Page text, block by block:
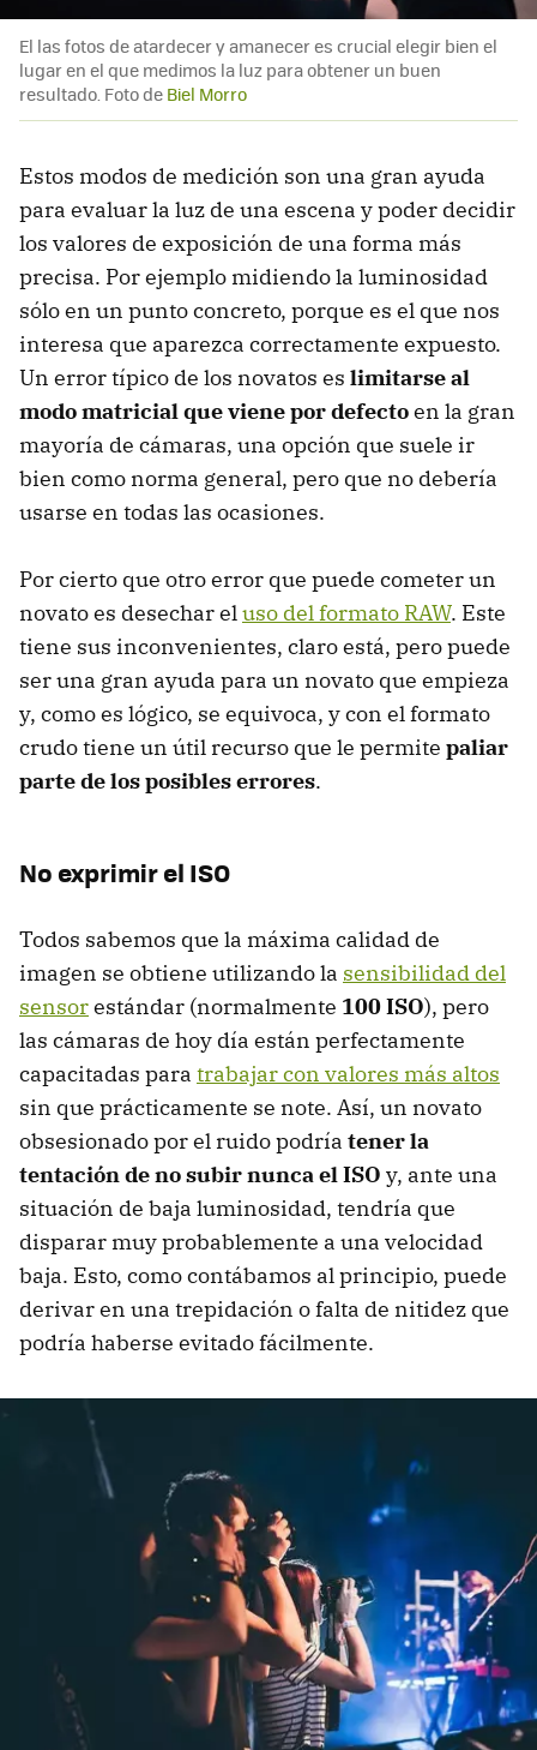
El las fotos de atardecer y amanecer es crucial elegir bien el
lugar en el que medimos la luz para obtener un buen
resultado. Foto de Biel Morro
Estos modos de medición son una gran ayuda
para evaluar la luz de una escena y poder decidir
los valores de exposición de una forma más
precisa. Por ejemplo midiendo la luminosidad
sólo en un punto concreto, porque es el que nos
interesa que aparezca correctamente expuesto.
Un error típico de los novatos es limitarse al
modo matricial que viene por defectoen la gran
mayoría de cámaras, una opción que suele ir
bien como norma general, pero que no debería
usarse en todas las ocasiones.
Por cierto que otro error que puede cometer un
novato es desechar el uso del formato RAW. Este
tiene sus inconvenientes, claro está, pero puede
ser una gran ayuda para un novato que empieza
y, como es lógico, se equivoca, y con el formato
crudo tiene un útil recurso que le permite paliar
parte de los posibles errores.
No exprimir el ISO
Todos sabemos que la máxima calidad de
imagen se obtiene utilizando la sensibilidad del
sensorestándar (normalmente 100 ISO), pero
las cámaras de hoy día están perfectamente
capacitadas para trabajar con valores más altos
sin que prácticamente se note. Así, un novato
obsesionado por el ruido podría tener la
tentación de no subir nunca el ISO y, ante una
situación de baja luminosidad, tendría que
disparar muy probablemente a una velocidad
baja. Esto, como contábamos al principio, puede
derivar en una trepidación o falta de nitidez que
podría haberse evitado fácilmente.